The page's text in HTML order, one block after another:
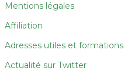
Mentions légales
Affiliation
Adresses utiles et formations
Actualité sur Twitter